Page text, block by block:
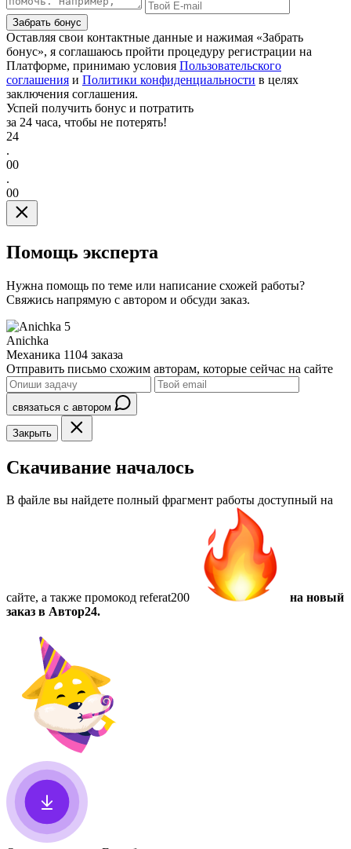
Забрать бонус
Оставляя свои контактные данные и нажимая «Забрать
бонус», я соглашаюсь пройти процедуру регистрации на
Платформе, принимаю условия Пользовательского
соглашения и Политики конфиденциальности в целях
заключения соглашения.
Успей получить бонус и потратить
за 24 часа, чтобы не потерять!
24
.
00
.
00
Помощь эксперта
Нужна помощь по теме или написание схожей работы?
Свяжись напрямую с автором и обсуди заказ.
5
Anichka
Механика 1104 заказа
Отправить письмо схожим авторам, которые сейчас на сайте
связаться с автором
Закрыть
Скачивание началось
В файле вы найдете полный фрагмент работы доступный на
сайте, а также промокод referat200
на новый
заказ в Автор24.